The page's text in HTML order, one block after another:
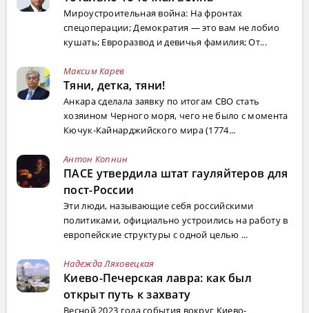
Мироустроительная война: На фронтах
спецоперации; Демократия — это вам не лобио
кушать; Евроразвод и девичья фамилия; От...
Максим Карев
Тяни, детка, тяни!
Анкара сделала заявку по итогам СВО стать
хозяином Черного моря, чего не было с момента
Кючук-Кайнарджийского мира (1774...
Антон Копнин
ПАСЕ утвердила штат гауляйтеров для
пост-России
Эти люди, называющие себя российскими
политиками, официально устроились на работу в
европейские структуры с одной целью ...
Надежда Ляховецкая
Киево-Печерская лавра: как был
открыт путь к захвату
Весной 2023 года события вокруг Киево-